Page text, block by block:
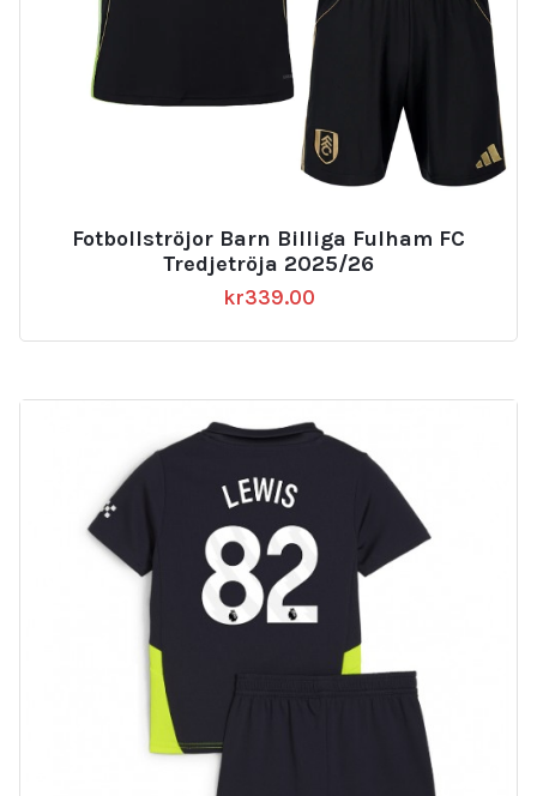
Fotbollströjor Barn Billiga Fulham FC
Tredjetröja 2025/26
kr339.00